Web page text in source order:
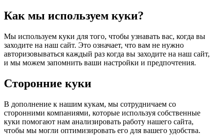
Как мы используем куки?
Мы используем куки для того, чтобы узнавать вас, когда вы
заходите на наш сайт. Это означает, что вам не нужно
авторизовываться каждый раз когда вы заходите на наш сайт,
и мы можем запомнить ваши настройки и предпочтения.
Сторонние куки
В дополнение к нашим кукам, мы сотрудничаем со
сторонними компаниями, которые используя собственные
куки помогают нам анализировать работу нашего сайта,
чтобы мы могли оптимизировать его для вашего удобства.